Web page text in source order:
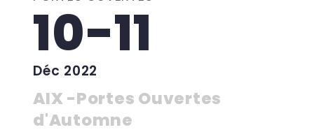
10-11
Déc 2022
AIX -Portes Ouvertes
d'Automne